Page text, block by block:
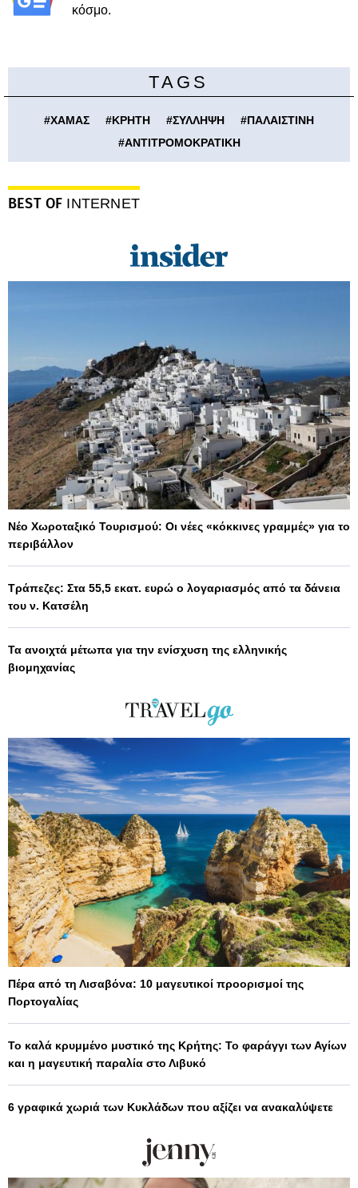
κόσμο.
TAGS
#ΧΑΜΑΣ #ΚΡΗΤΗ #ΣΥΛΛΗΨΗ #ΠΑΛΑΙΣΤΙΝΗ
#ΑΝΤΙΤΡΟΜΟΚΡΑΤΙΚΗ
BEST OF INTERNET
Νέο Χωροταξικό Τουρισμού: Οι νέες «κόκκινες γραμμές» για το
περιβάλλον
Τράπεζες: Στα 55,5 εκατ. ευρώ ο λογαριασμός από τα δάνεια
του ν. Κατσέλη
Τα ανοιχτά μέτωπα για την ενίσχυση της ελληνικής
βιομηχανίας
Πέρα από τη Λισαβόνα: 10 μαγευτικοί προορισμοί της
Πορτογαλίας
Το καλά κρυμμένο μυστικό της Κρήτης: Το φαράγγι των Αγίων
και η μαγευτική παραλία στο Λιβυκό
6 γραφικά χωριά των Κυκλάδων που αξίζει να ανακαλύψετε